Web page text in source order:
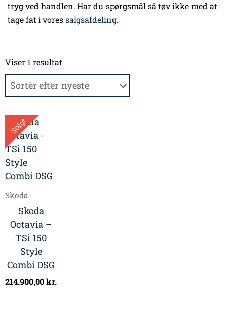
tryg ved handlen. Har du spørgsmål så tøv ikke med at
tage fat i voressalgsafdeling.
Viser 1 resultat
Solgt
Skoda
Skoda
Octavia –
TSi 150
Style
Combi DSG
214.900,00kr.